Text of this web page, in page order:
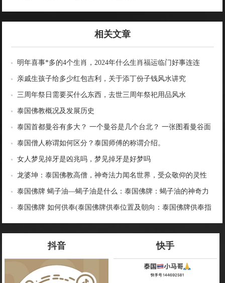
相关文章
明年喜事*多的4个生肖，2024年什么生肖福运临门好事连连
亲戚生孩子给多少红包吉利，关于添丁份子钱风水讲究
三周年祭日需要买什么东西，去世三周年祭祀用品风水
泰国佛教概况及发展历史
泰国首都曼谷有多大？ 一个曼谷是几个台北？ 一张图看曼谷面
积与各大城市比较
泰国僧人称谓如何区分？泰国师傅的称谓介绍。
女人梦见掉牙是凶兆吗，梦见掉牙是好梦吗
龙婆坤：泰国佛教高僧，神奇法力闻名世界，受众敬仰的灵性
导师
泰国佛牌 蝎子油—蝎子油是什么：泰国佛牌：蝎子油的神奇力
量
泰国佛牌 如何供奉(泰国佛牌供奉位置及朝向：泰国佛牌供奉指
南)
抖音 快手